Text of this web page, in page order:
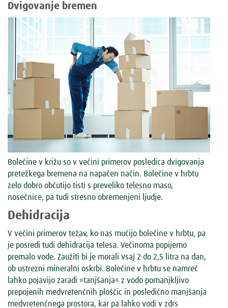
Dvigovanje bremen
Bolečine v križu so v večini primerov posledica dvigovanja
pretežkega bremena na napačen način. Bolečine v hrbtu
zelo dobro občutijo tisti s preveliko telesno maso,
nosečnice, pa tudi stresno obremenjeni ljudje.
Dehidracija
V večini primerov težav, ko nas mučijo bolečine v hrbtu, pa
je posredi tudi dehidracija telesa. Večinoma popijemo
premalo vode. Zaužiti bi je morali vsaj 2 do 2,5 litra na dan,
ob ustrezni mineralni oskrbi. Bolečine v hrbtu se namreč
lahko pojavijo zaradi »tanjšanja« z vodo pomanjkljivo
prepojenih medvretenčnih ploščic in posledično manjšanja
medvretenčnega prostora, kar pa lahko vodi v zdrs